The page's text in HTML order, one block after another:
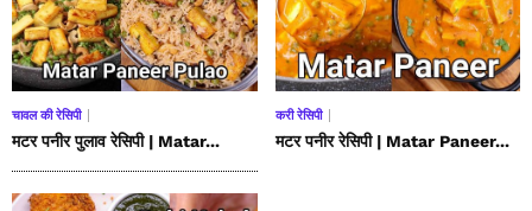
चावल की रेसिपी
मटर पनीर पुलाव रेसिपी | Matar...
करी रेसिपी
मटर पनीर रेसिपी | Matar Paneer...